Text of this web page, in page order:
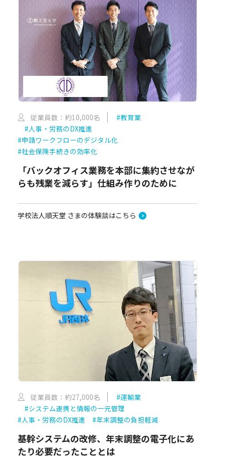
従業員数：約10,000名
#教育業
#人事・労務のDX推進
#申請ワークフローのデジタル化
#社会保険手続きの効率化
「バックオフィス業務を本部に集約させなが
らも残業を減らす」仕組み作りのために
学校法人順天堂 さまの体験談はこちら
従業員数：約27,000名
#運輸業
#システム連携と情報の一元管理
#人事・労務のDX推進
#年末調整の負担軽減
基幹システムの改修、年末調整の電子化にあ
たり必要だったこととは